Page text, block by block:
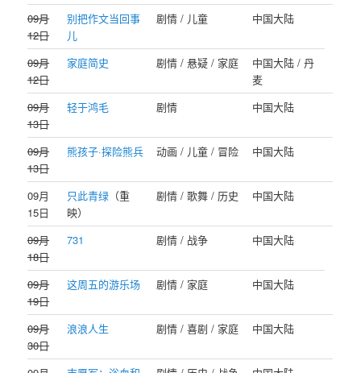
09月
12日
别把作文当回事
儿
剧情 / 儿童 中国大陆
09月
12日
家庭简史 剧情 / 悬疑 / 家庭
中国大陆 / 丹
麦
09月
13日
轻于鸿毛 剧情 中国大陆
09月
13日
熊孩子·探险熊兵 动画 / 儿童 / 冒险 中国大陆
09月
15日
只此青绿 （重
映）
剧情 / 歌舞 / 历史 中国大陆
09月
18日
731 剧情 / 战争 中国大陆
09月
19日
这周五的游乐场 剧情 / 家庭 中国大陆
09月
30日
浪浪人生 剧情 / 喜剧 / 家庭 中国大陆